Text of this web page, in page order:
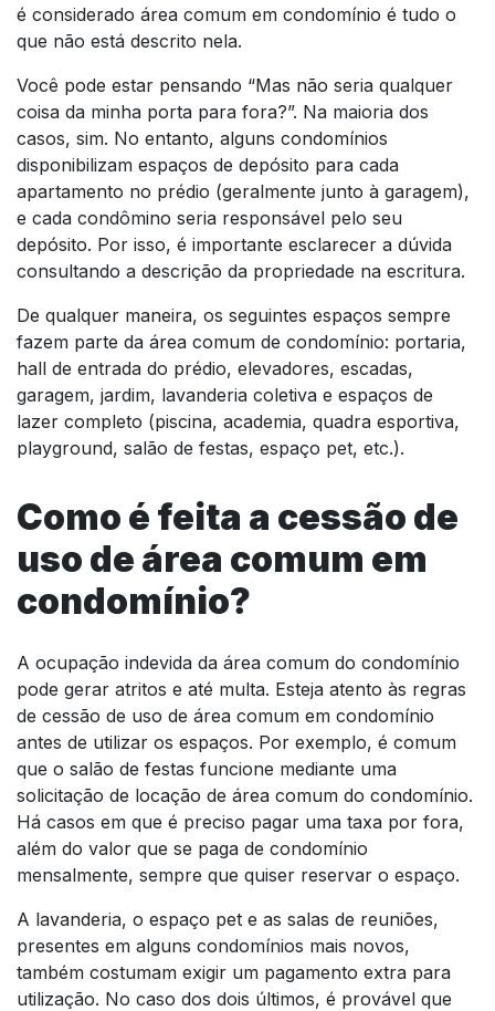
é considerado área comum em condomínio é tudo o
que não está descrito nela.
Você pode estar pensando “Mas não seria qualquer
coisa da minha porta para fora?”. Na maioria dos
casos, sim. No entanto, alguns condomínios
disponibilizam espaços de depósito para cada
apartamento no prédio (geralmente junto à garagem),
e cada condômino seria responsável pelo seu
depósito. Por isso, é importante esclarecer a dúvida
consultando a descrição da propriedade na escritura.
De qualquer maneira, os seguintes espaços sempre
fazem parte da área comum de condomínio: portaria,
hall de entrada do prédio, elevadores, escadas,
garagem, jardim, lavanderia coletiva e espaços de
lazer completo (piscina, academia, quadra esportiva,
playground, salão de festas, espaço pet, etc.).
Como é feita a cessão de
uso de área comum em
condomínio?
A ocupação indevida da área comum do condomínio
pode gerar atritos e até multa. Esteja atento às regras
de cessão de uso de área comum em condomínio
antes de utilizar os espaços. Por exemplo, é comum
que o salão de festas funcione mediante uma
solicitação de locação de área comum do condomínio.
Há casos em que é preciso pagar uma taxa por fora,
além do valor que se paga de condomínio
mensalmente, sempre que quiser reservar o espaço.
A lavanderia, o espaço pet e as salas de reuniões,
presentes em alguns condomínios mais novos,
também costumam exigir um pagamento extra para
utilização. No caso dos dois últimos, é provável que